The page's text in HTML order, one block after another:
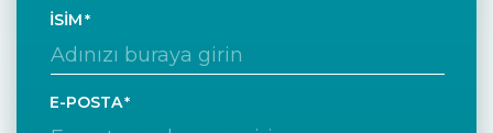
İSIM
E-POSTA